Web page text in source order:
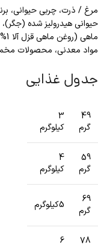
مرغ / ذرت، چربی حیوانی،
حیوانی هیدرولیز شده
مواد معدنی، محصولات
جدول غذایی
گرم
3
کیلوگرم
59
گرم
4
کیلوگرم
69
گرم
5کیلوگرم
78
6